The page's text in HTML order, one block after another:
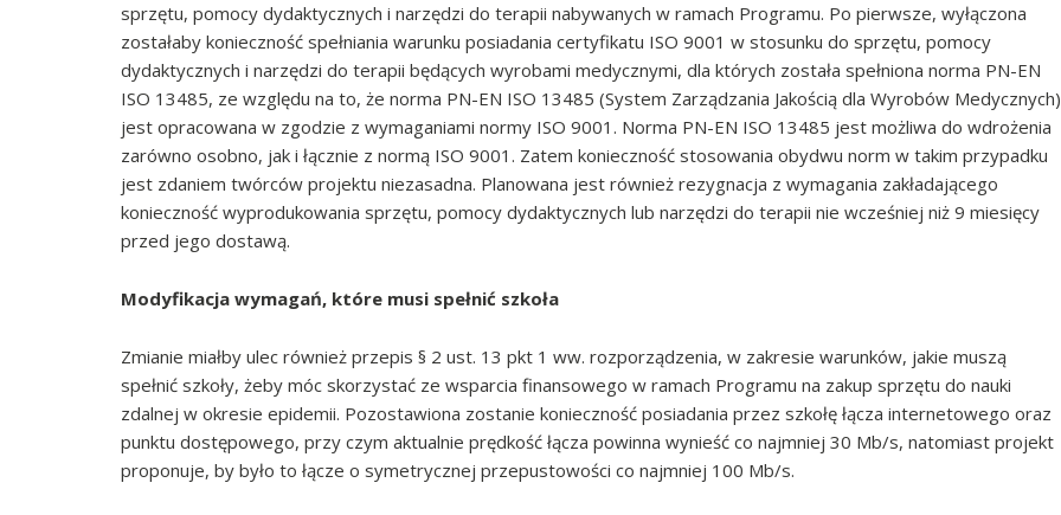
sprzętu, pomocy dydaktycznych i narzędzi do terapii nabywanych w ramach Programu. Po pierwsze, wyłączona
zostałaby konieczność spełniania warunku posiadania certyfikatu ISO 9001 w stosunku do sprzętu, pomocy
dydaktycznych i narzędzi do terapii będących wyrobami medycznymi, dla których została spełniona norma PN-EN
ISO 13485, ze względu na to, że norma PN-EN ISO 13485 (System Zarządzania Jakością dla Wyrobów Medycznych)
jest opracowana w zgodzie z wymaganiami normy ISO 9001. Norma PN-EN ISO 13485 jest możliwa do wdrożenia
zarówno osobno, jak i łącznie z normą ISO 9001. Zatem konieczność stosowania obydwu norm w takim przypadku
jest zdaniem twórców projektu niezasadna. Planowana jest również rezygnacja z wymagania zakładającego
konieczność wyprodukowania sprzętu, pomocy dydaktycznych lub narzędzi do terapii nie wcześniej niż 9 miesięcy
przed jego dostawą.
Modyfikacja wymagań, które musi spełnić szkoła
Zmianie miałby ulec również przepis § 2 ust. 13 pkt 1 ww. rozporządzenia, w zakresie warunków, jakie muszą
spełnić szkoły, żeby móc skorzystać ze wsparcia finansowego w ramach Programu na zakup sprzętu do nauki
zdalnej w okresie epidemii. Pozostawiona zostanie konieczność posiadania przez szkołę łącza internetowego oraz
punktu dostępowego, przy czym aktualnie prędkość łącza powinna wynieść co najmniej 30 Mb/s, natomiast projekt
proponuje, by było to łącze o symetrycznej przepustowości co najmniej 100 Mb/s.